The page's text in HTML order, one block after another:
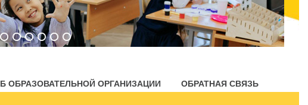
ОБРАЗОВАТЕЛЬНОЙ ОРГАНИЗАЦИИ ОБРАТНАЯ СВЯЗЬ